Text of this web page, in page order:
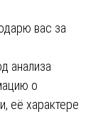
вас за
анализа
о
её характере